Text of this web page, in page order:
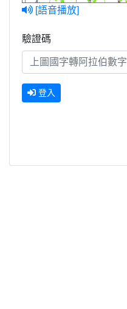
[語音播放]
驗證碼
登入